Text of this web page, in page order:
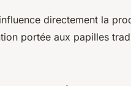
directement la
portée aux papilles